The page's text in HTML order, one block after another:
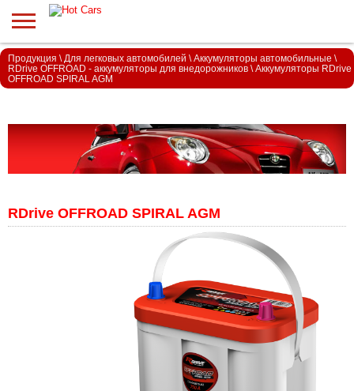
Продукция \ Для легковых автомобилей \ Аккумуляторы автомобильные \
RDrive OFFROAD - аккумуляторы для внедорожников \ Аккумуляторы RDrive
OFFROAD SPIRAL AGM
RDrive OFFROAD SPIRAL AGM